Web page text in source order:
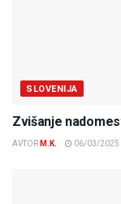
SLOVENIJA
Zvišanje
AVTOR M.K. 06/03/2025